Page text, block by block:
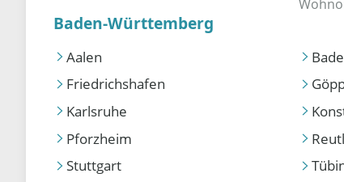
Baden-Württemberg
Aalen
Friedrichshafen
Karlsruhe
Pforzheim
Stuttgart